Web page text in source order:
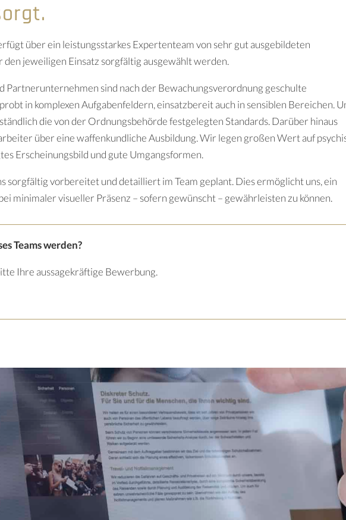
über ein leistungsstarkes Expertenteam von sehr gut ausgebildeten
den jeweiligen Einsatz sorgfältig ausgewählt werden.
Partnerunternehmen sind nach der Bewachungsverordnung geschulte
in komplexen Aufgabenfeldern, einsatzbereit auch in sensiblen Bereichen.
die von der Ordnungsbehörde festgelegten Standards. Darüber hinaus
über eine waffenkundliche Ausbildung. Wir legen großen Wert auf
Erscheinungsbild und gute Umgangsformen.
sorgfältig vorbereitet und detailliert im Team geplant. Dies ermöglicht uns, ein
minimaler visueller Präsenz – sofern gewünscht – gewährleisten zu können.
Teams werden?
Ihre aussagekräftige Bewerbung.